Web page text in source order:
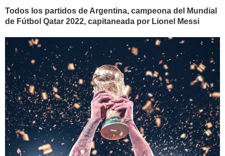
Todos los partidos de Argentina, campeona del Mundial
de Fútbol Qatar 2022, capitaneada por Lionel Messi